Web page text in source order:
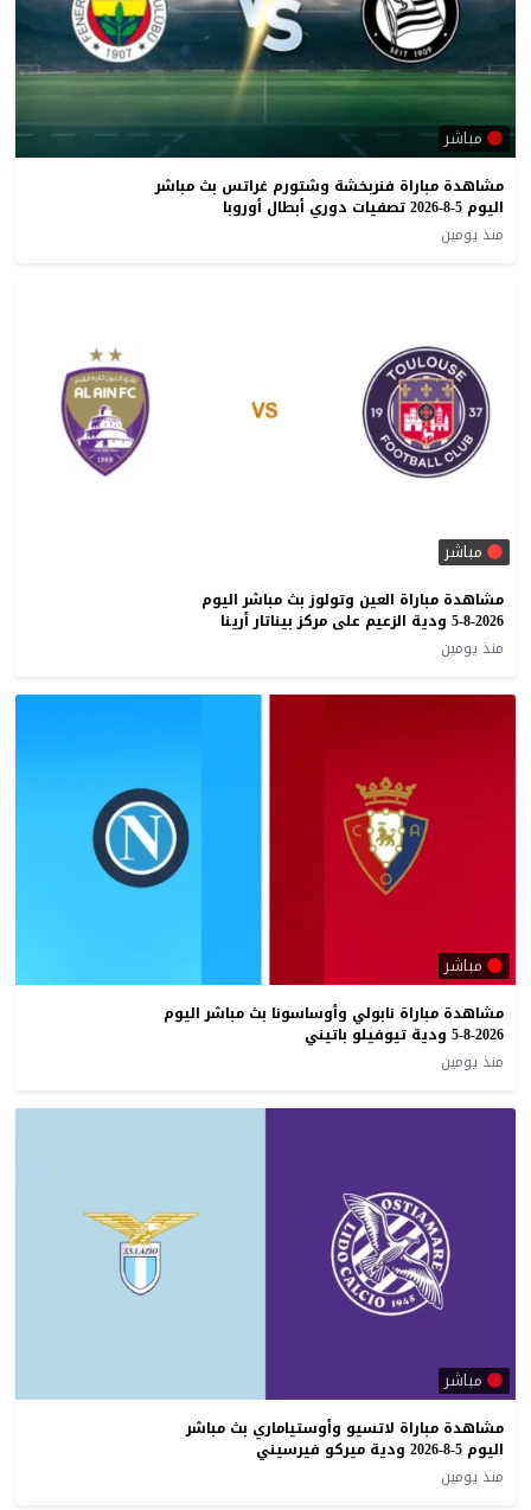
مباشر
مشاهدة مباراة فنربخشة وشتورم غراتس بث مباشر
اليوم 5-8-2026 تصفيات دوري أبطال أوروبا
منذ يومين
مباشر
مشاهدة مباراة العين وتولوز بث مباشر اليوم
5-8-2026 ودية الزعيم على مركز بيناتار أرينا
منذ يومين
مباشر
مشاهدة مباراة نابولي وأوساسونا بث مباشر اليوم
5-8-2026 ودية تيوفيلو باتيني
منذ يومين
مباشر
مشاهدة مباراة لاتسيو وأوستياماري بث مباشر
اليوم 5-8-2026 ودية ميركو فيرسيني
منذ يومين